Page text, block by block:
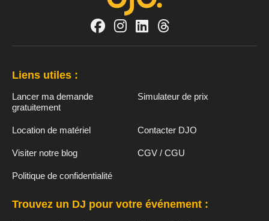
Liens utiles :
Lancer ma demande
gratuitement
Simulateur de prix
Location de matériel Contacter DJO
Visiter notre blog CGV / CGU
Politique de confidentialité
Trouvez un DJ pour votre événement :